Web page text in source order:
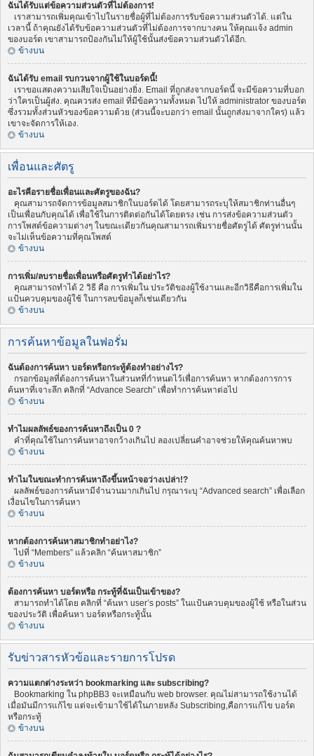
ฉันได้รับแต่ข้อความส่วนตัวที่ไม่ต้องการ!
เราสามารถเพิ่มคุณเข้าไปในรายชื่อผู้ที่ไม่ต้องการรับข้อความส่วนตัวได้. แต่ใน
เวลานี้ ถ้าคุณยังได้รับข้อความส่วนตัวที่ไม่ต้องการจากบางคน ให้คุณแจ้ง admin
ของบอร์ด เขาสามารถป้องกันไม่ให้ผู้ใช้นั้นส่งข้อความส่วนตัวได้อีก.
ข้างบน
ฉันได้รับ email รบกวนจากผู้ใช้ในบอร์ดนี้!
เราขอแสดงความเสียใจเป็นอย่างยิ่ง. Email ที่ถูกส่งจากบอร์ดนี้ จะมีข้อความที่บอก
ว่าใครเป็นผู้ส่ง. คุณควรส่ง email ที่มีข้อความทั้งหมด ไปให้ administrator ของบอร์ด
ซึ่งรวมทั้งส่วนหัวของข้อความด้วย (ส่วนนี้จะบอกว่า email นั้นถูกส่งมาจากใคร) แล้ว
เขาจะจัดการให้เอง.
ข้างบน
เพื่อนและศัตรู
อะไรคือรายชื่อเพื่อนและศัตรูของฉัน?
คุณสามารถจัดการข้อมูลสมาชิกในบอร์ดได้ โดยสามารถระบุให้สมาชิกท่านอื่นๆ
เป็นเพื่อนกับคุณได้ เพื่อใช้ในการติดต่อกันได้โดยตรง เช่น การส่งข้อความส่วนตัว
การโพสต์ข้อความต่างๆ ในขณะเดียวกันคุณสามารถเพิ่มรายชื่อศัตรูได้ ศัตรูท่านนั้น
จะไม่เห็นข้อความที่คุณโพสต์
ข้างบน
การเพิ่ม/ลบรายชื่อเพื่อนหรือศัตรูทำได้อย่าไร?
คุณสามารถทำได้ 2 วิธี คือ การเพิ่มใน ประวัติของผู้ใช้งานและอีกวิธีคือการเพิ่มใน
แป้นควบคุมของผู้ใช้ ในการลบข้อมูลก็เช่นเดียวกัน
ข้างบน
การค้นหาข้อมูลในฟอรั่ม
ฉันต้องการค้นหา บอร์ดหรือกระทู้ต้องทำอย่างไร?
กรอกข้อมูลที่ต้องการค้นหาในส่วนทที่กำหนดไว้เพื่อการค้นหา หากต้องการการ
ค้นหาที่เจาะลึก คลิกที่ “Advance Search” เพื่อทำการค้นหาต่อไป
ข้างบน
ทำไมผลลัพธ์ของการค้นหาถึงเป็น 0 ?
คำที่คุณใช้ในการค้นหาอาจกว้างเกินไป ลองเปลี่ยนคำอาจช่วยให้คุณค้นหาพบ
ข้างบน
ทำไมในขณะทำการค้นหาถึงขึ้นหน้าจอว่างเปล่า!?
ผลลัพธ์ของการค้นหามีจำนวนมากเกินไป กรุณาระบุ “Advanced search” เพื่อเลือก
เงื่อนไขในการค้นหา
ข้างบน
หากต้องการค้นหาสมาชิกทำอย่าไง?
ไปที่ “Members” แล้วคลิก “ค้นหาสมาชิก”
ข้างบน
ต้องการค้นหา บอร์ดหรือ กระทู้ที่ฉันเป็นเข้าของ?
สามารถทำได้โดย คลิกที่ “ค้นหา user’s posts” ในแป้นควบคุมของผู้ใช้ หรือในส่วน
ของประวัติ เพื่อค้นหา บอร์ดหรือกระทู้นั้น
ข้างบน
รับข่าวสารหัวข้อและรายการโปรด
ความแตกต่างระหว่า bookmarking และ subscribing?
Bookmarking ใน phpBB3 จะเหมือนกับ web browser. คุณไม่สามารถใช้งานได้
เมื่อมันมีการแก้ไข แต่จะเข้ามาใช้ได้ในภายหลัง Subscribing,คือการแก้ไข บอร์ด
หรือกระทู้
ข้างบน